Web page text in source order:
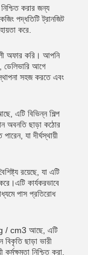
করার জন্য
পদ্ধতিটি ট্রানজিট
করে.
অফার করি। আপনি
আগে
সহজ করতে এবং
এটি বিভিন্ন শিল্প
অবনতি ছাড়া কঠোর
যা দীর্ঘস্থায়ী
রয়েছে, যা এটি
কার্যকরভাবে
পাস প্রতিরোধ
/ cm3 আছে, এটি
ছাড়া ভারী
নিশ্চিত করা.